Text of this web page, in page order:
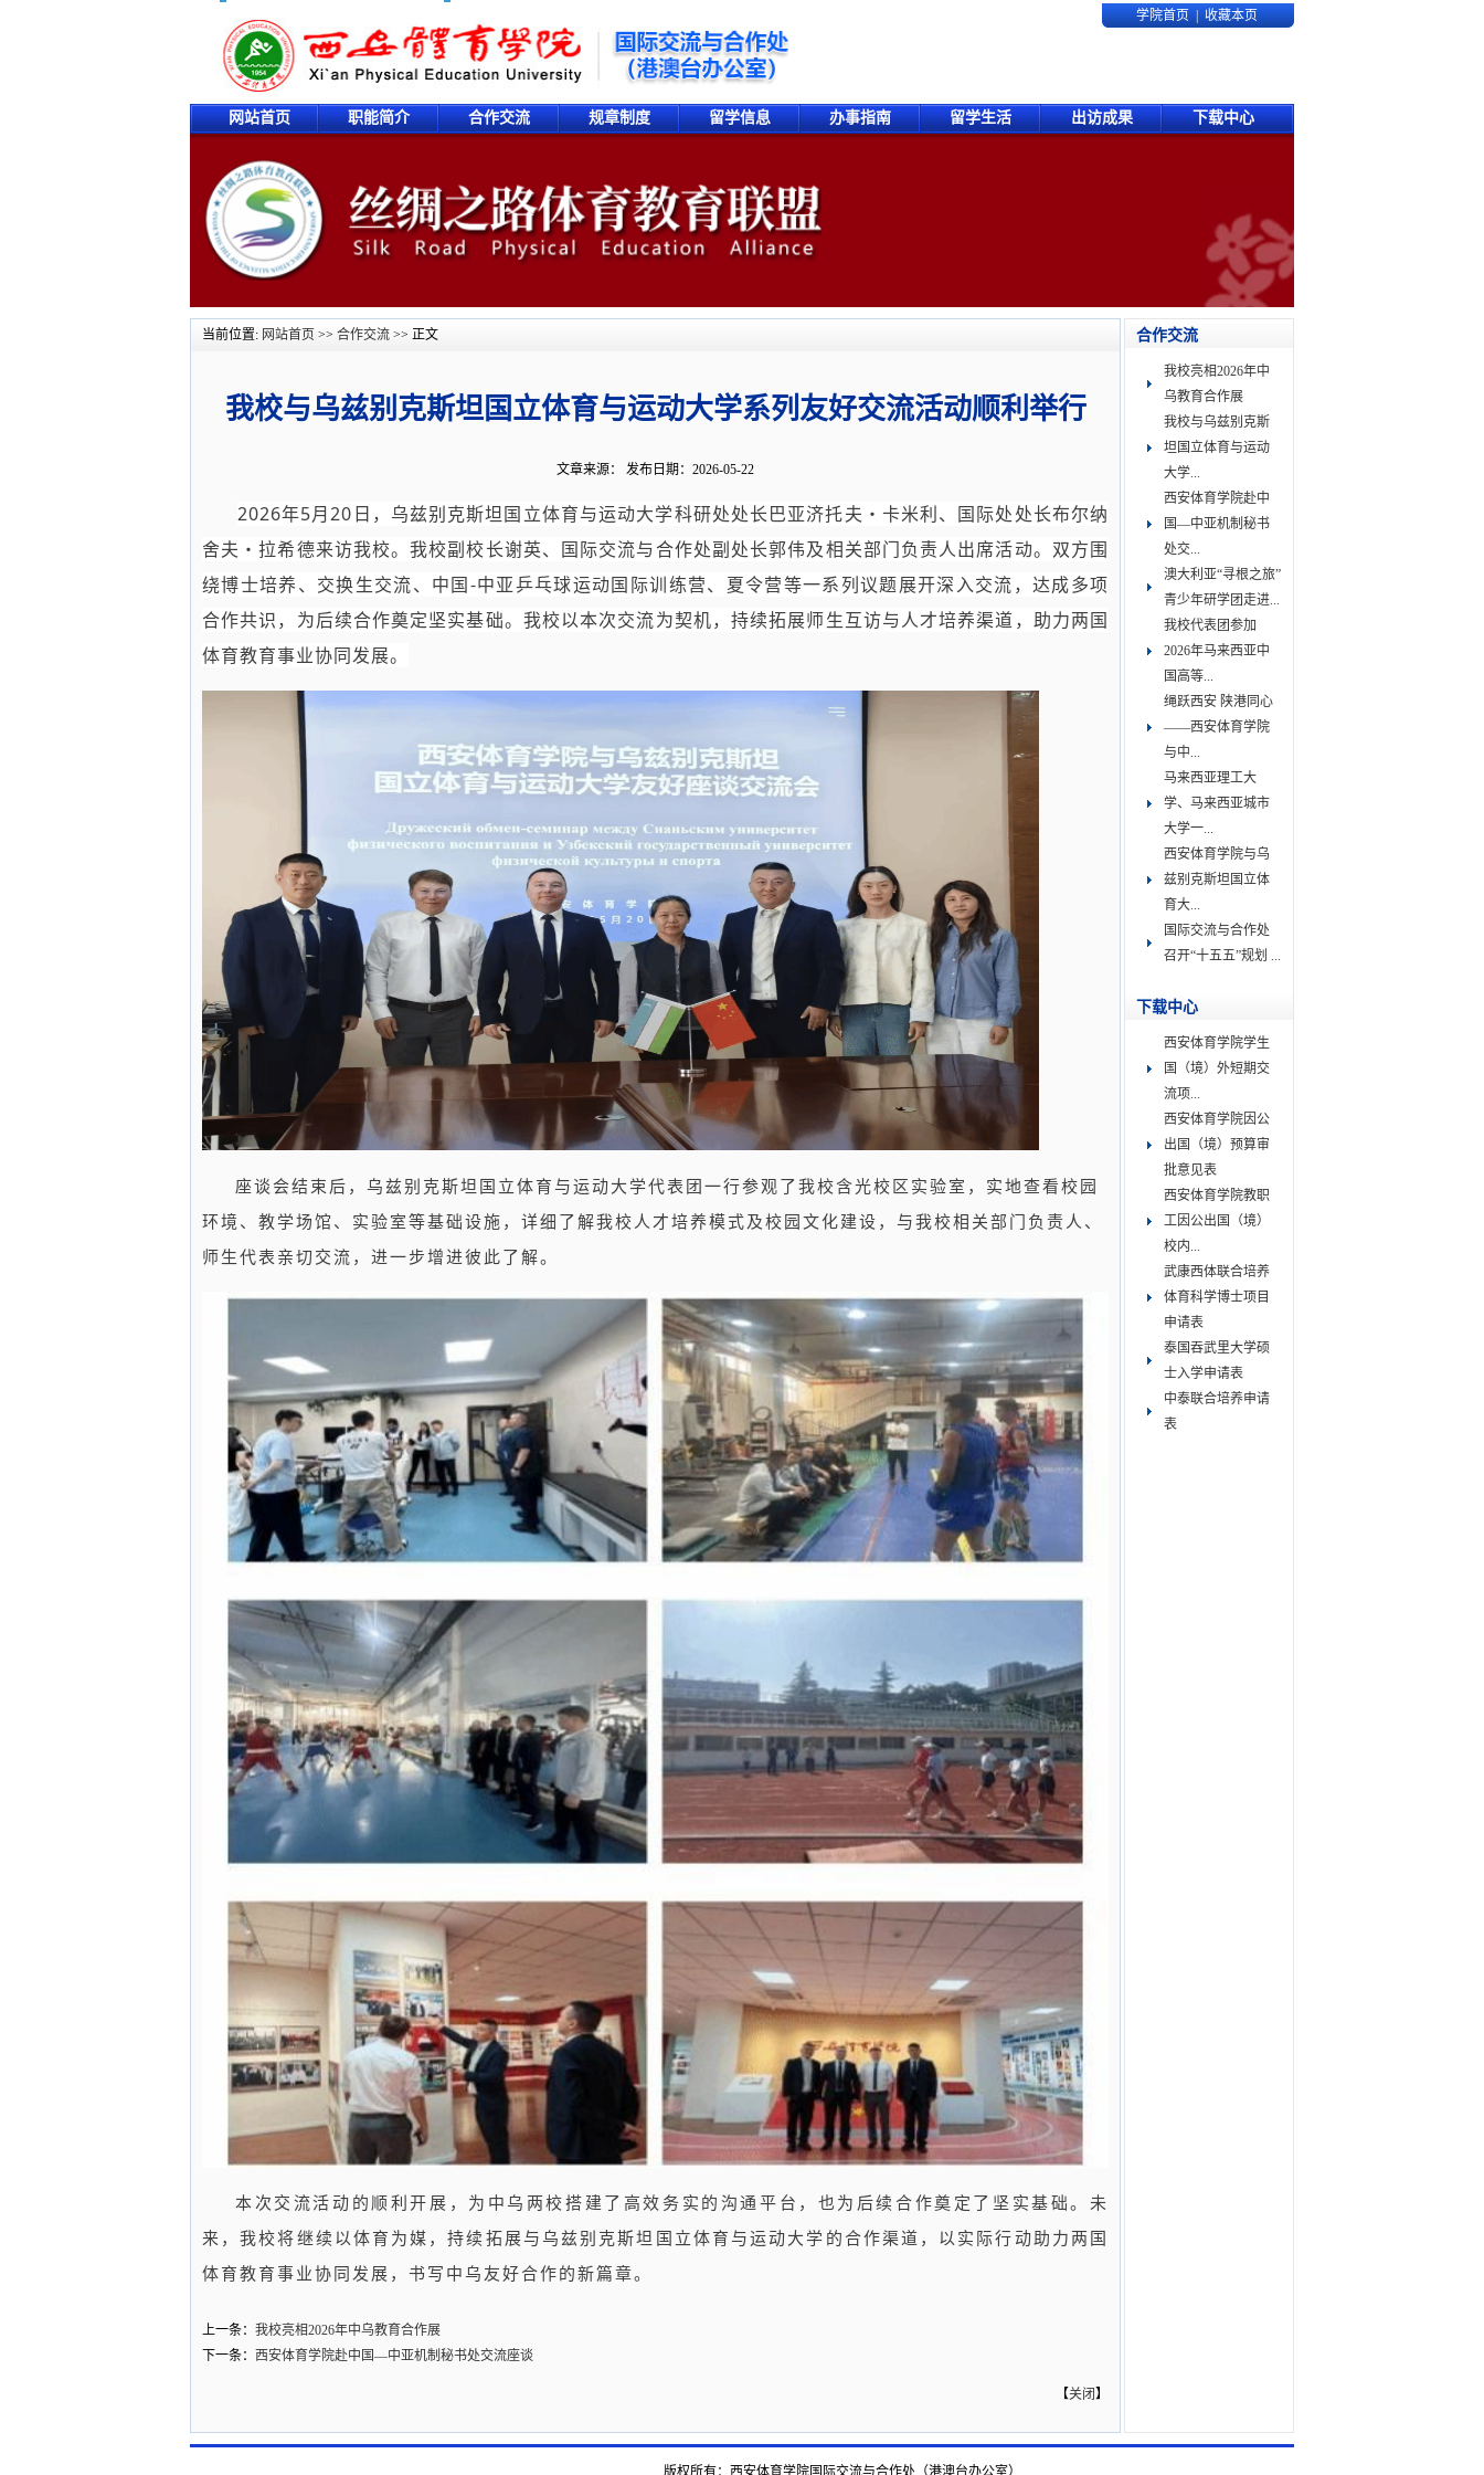
学院首页 | 收藏本页
网站首页 职能简介 合作交流 规章制度 留学信息 办事指南 留学生活 出访成果 下载中心
当前位置: 网站首页 >> 合作交流 >> 正文
我校与乌兹别克斯坦国立体育与运动大学系列友好交流活动顺利举行
文章来源： 发布日期：2026-05-22
2026年5月20日，乌兹别克斯坦国立体育与运动大学科研处处长巴亚济托夫・卡米利、国际处处长布尔纳
舍夫・拉希德来访我校。我校副校长谢英、国际交流与合作处副处长郭伟及相关部门负责人出席活动。双方围
绕博士培养、交换生交流、中国-中亚乒乓球运动国际训练营、夏令营等一系列议题展开深入交流，达成多项
合作共识，为后续合作奠定坚实基础。我校以本次交流为契机，持续拓展师生互访与人才培养渠道，助力两国
体育教育事业协同发展。
座谈会结束后，乌兹别克斯坦国立体育与运动大学代表团一行参观了我校含光校区实验室，实地查看校园
环境、教学场馆、实验室等基础设施，详细了解我校人才培养模式及校园文化建设，与我校相关部门负责人、
师生代表亲切交流，进一步增进彼此了解。
本次交流活动的顺利开展，为中乌两校搭建了高效务实的沟通平台，也为后续合作奠定了坚实基础。未
来，我校将继续以体育为媒，持续拓展与乌兹别克斯坦国立体育与运动大学的合作渠道，以实际行动助力两国
体育教育事业协同发展，书写中乌友好合作的新篇章。
上一条： 我校亮相2026年中乌教育合作展
下一条： 西安体育学院赴中国—中亚机制秘书处交流座谈
【关闭】
合作交流
我校亮相2026年中
乌教育合作展
我校与乌兹别克斯
坦国立体育与运动
大学...
西安体育学院赴中
国—中亚机制秘书
处交...
澳大利亚“寻根之旅”
青少年研学团走进...
我校代表团参加
2026年马来西亚中
国高等...
绳跃西安 陕港同心
——西安体育学院
与中...
马来西亚理工大
学、马来西亚城市
大学一...
西安体育学院与乌
兹别克斯坦国立体
育大...
国际交流与合作处
召开“十五五”规划 ...
下载中心
西安体育学院学生
国（境）外短期交
流项...
西安体育学院因公
出国（境）预算审
批意见表
西安体育学院教职
工因公出国（境）
校内...
武康西体联合培养
体育科学博士项目
申请表
泰国吞武里大学硕
士入学申请表
中泰联合培养申请
表
版权所有：西安体育学院国际交流与合作处（港澳台办公室）